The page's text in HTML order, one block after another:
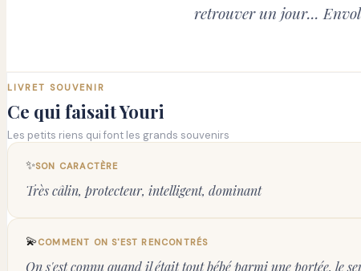
retrouver un jour...
LIVRET SOUVENIR
Ce qui faisaitYouri
Les petits riens qui font les grands souvenirs
✨SON CARACTÈRE
Très câlin, protecteur, intelligent, dominant
💫COMMENT ON S'EST RENCONTRÉS
On s'est connu quand il était tout bébé parmi une portée, le